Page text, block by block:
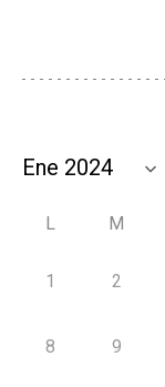
L M
1 2
8 9